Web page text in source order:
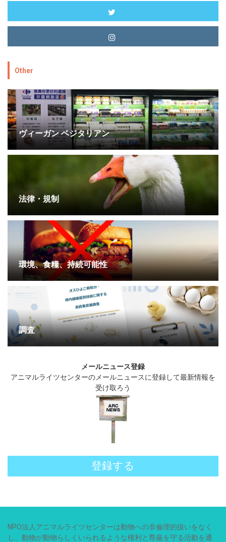
Other
ヴィーガン ベジタリアン
法律・規制
環境、食糧、持続可能性
調査
メールニュース登録
アニマルライツセンターのメールニュースに登録して最新情報を
受け取ろう
登録する
NPO法人アニマルライツセンターは動物への非倫理的扱いをなく
し、動物が動物らしくいられるような権利と尊厳を守る活動を通